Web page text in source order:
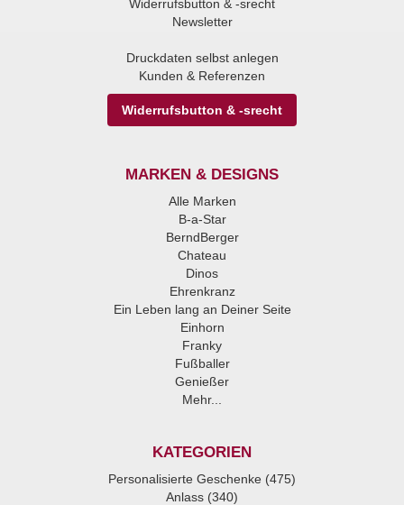
Widerrufsbutton & -srecht
Newsletter
Druckdaten selbst anlegen
Kunden & Referenzen
Widerrufsbutton & -srecht
MARKEN & DESIGNS
Alle Marken
B-a-Star
BerndBerger
Chateau
Dinos
Ehrenkranz
Ein Leben lang an Deiner Seite
Einhorn
Franky
Fußballer
Genießer
Mehr...
KATEGORIEN
Personalisierte Geschenke (475)
Anlass (340)